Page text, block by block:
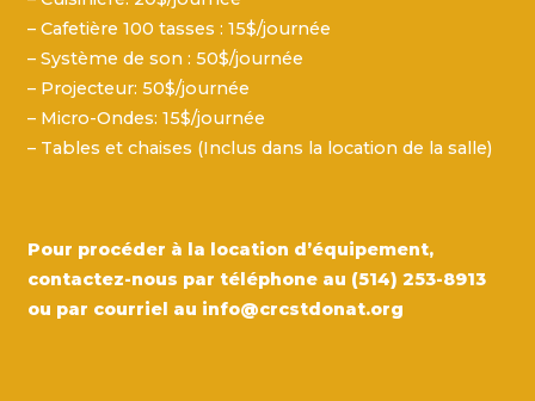
– Cafetière 100 tasses : 15$/journée
– Système de son : 50$/journée
– Projecteur: 50$/journée
– Micro-Ondes: 15$/journée
– Tables et chaises (Inclus dans la location de la salle)
Pour procéder à la location d’équipement,
contactez-nous par téléphone au (514) 253-8913
ou par courriel au info@crcstdonat.org